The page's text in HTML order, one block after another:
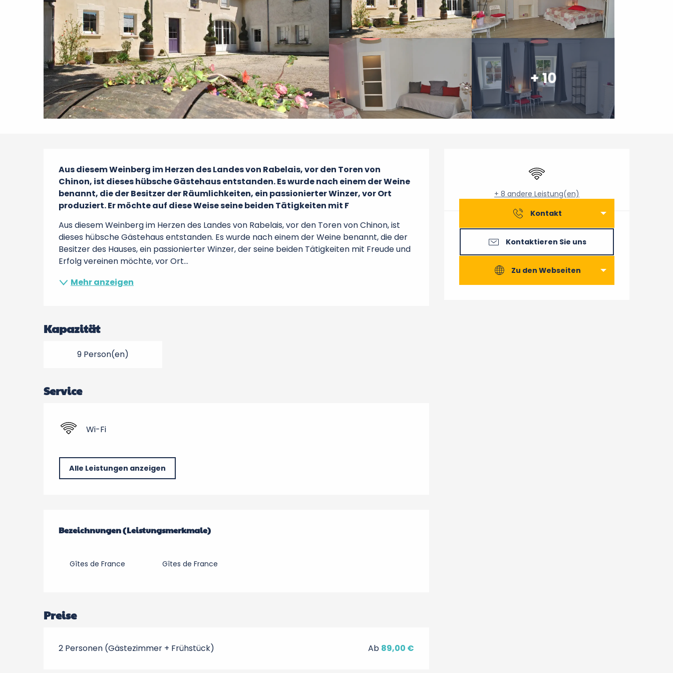
+ 10
Öffnungszeiten &
Wi-Fi
+ 8 andere Leistung(en)
Kontakt
Kontaktieren Sie uns
Zu den Webseiten
Beschreibung
Aus diesem Weinberg im Herzen des Landes von Rabelais, vor den Toren von
Chinon, ist dieses hübsche Gästehaus entstanden. Es wurde nach einem der Weine
benannt, die der Besitzer der Räumlichkeiten, ein passionierter Winzer, vor Ort
produziert. Er möchte auf diese Weise seine beiden Tätigkeiten mit F
Aus diesem Weinberg im Herzen des Landes von Rabelais, vor den Toren von Chinon, ist
dieses hübsche Gästehaus entstanden. Es wurde nach einem der Weine benannt, die der
Besitzer des Hauses, ein passionierter Winzer, der seine beiden Tätigkeiten mit Freude und
Erfolg vereinen möchte, vor Ort...
Mehr anzeigen
Kapazität
9 Person(en)
Service
Wi-Fi
Alle Leistungen anzeigen
Leistungensmöglichkeiten
Bezeichnungen (Leistungsmerkmale)
Bezeichnungen (Leistungsmerkmale)
Gîtes de France Gîtes de France
Preise
2 Personen (Gästezimmer + Frühstück) Ab 89,00 €